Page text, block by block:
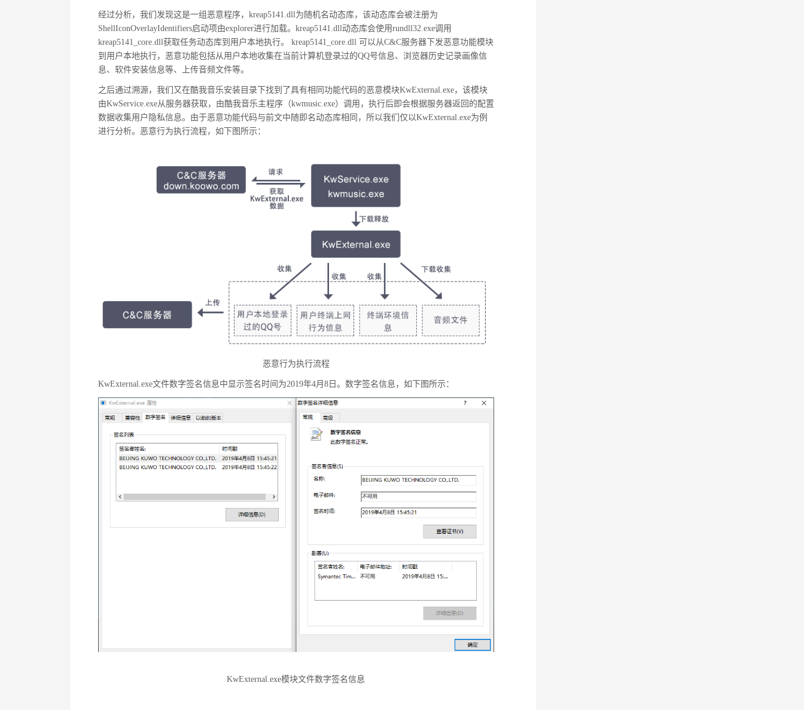
经过分析，我们发现这是一组恶意程序，kreap5141.dll为随机名动态库，该动态库会被注册为
ShellIconOverlayIdentifiers启动项由explorer进行加载。kreap5141.dll动态库会使用rundll32.exe调用
kreap5141_core.dll获取任务动态库到用户本地执行。 kreap5141_core.dll 可以从C&C服务器下发恶意功能模块
到用户本地执行，恶意功能包括从用户本地收集在当前计算机登录过的QQ号信息、浏览器历史记录画像信
息、软件安装信息等、上传音频文件等。
之后通过溯源，我们又在酷我音乐安装目录下找到了具有相同功能代码的恶意模块KwExternal.exe，该模块
由KwService.exe从服务器获取，由酷我音乐主程序（kwmusic.exe）调用，执行后即会根据服务器返回的配置
数据收集用户隐私信息。由于恶意功能代码与前文中随即名动态库相同，所以我们仅以KwExternal.exe为例
进行分析。恶意行为执行流程，如下图所示：
恶意行为执行流程
KwExternal.exe文件数字签名信息中显示签名时间为2019年4月8日。数字签名信息，如下图所示：
KwExternal.exe模块文件数字签名信息